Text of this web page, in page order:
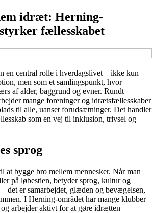
idræt: Herning-
fællesskabet
en central rolle i hverdagslivet – ikke kun
men som et samlingspunkt, hvor
af alder, baggrund og evner. Rundt
mange foreninger og idrætsfællesskaber
til alle, uanset forudsætninger. Det handler
som en vej til inklusion, trivsel og
sprog
at bygge bro mellem mennesker. Når man
på løbestien, betyder sprog, kultur og
det er samarbejdet, glæden og bevægelsen,
I Herning-området har mange klubber
arbejder aktivt for at gøre idrætten